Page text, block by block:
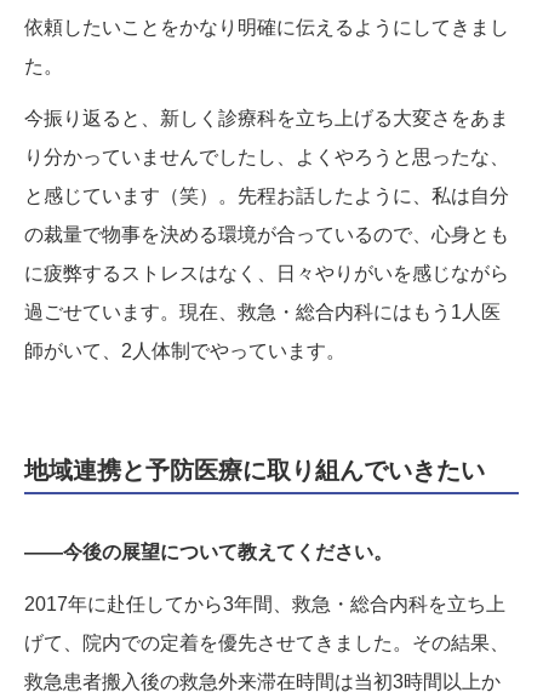
依頼したいことをかなり明確に伝えるようにしてきまし
た。
今振り返ると、新しく診療科を立ち上げる大変さをあま
り分かっていませんでしたし、よくやろうと思ったな、
と感じています（笑）。先程お話したように、私は自分
の裁量で物事を決める環境が合っているので、心身とも
に疲弊するストレスはなく、日々やりがいを感じながら
過ごせています。現在、救急・総合内科にはもう1人医
師がいて、2人体制でやっています。
地域連携と予防医療に取り組んでいきたい
——今後の展望について教えてください。
2017年に赴任してから3年間、救急・総合内科を立ち上
げて、院内での定着を優先させてきました。その結果、
救急患者搬入後の救急外来滞在時間は当初3時間以上か